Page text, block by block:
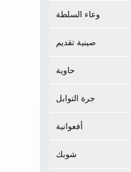
وعاء السلطة
صينية تقديم
حاوية
جرة التوابل
أفعوانية
شوبك